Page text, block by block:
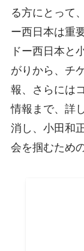
る方にとって
ー西日本は重
ドー西日本と
がりから、チ
報、さらには
情報まで、詳
消し、小田和
会を掴むため